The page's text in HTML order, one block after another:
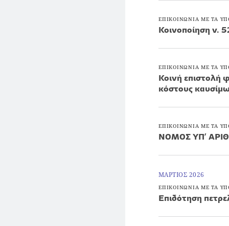
ΕΠΙΚΟΙΝΩΝΙΑ ΜΕ ΤΑ
Κοινοποίηση ν.
ΕΠΙΚΟΙΝΩΝΙΑ ΜΕ ΤΑ
Κοινή επιστολή
κόστους
ΕΠΙΚΟΙΝΩΝΙΑ ΜΕ ΤΑ
NOMOΣ ΥΠ’
ΜΑΡΤΙΟΣ 2026
ΕΠΙΚΟΙΝΩΝΙΑ ΜΕ ΤΑ
Επιδότηση